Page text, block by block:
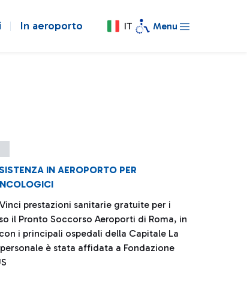
In aeroporto IT Menu
IN AEROPORTO PER
prestazioni sanitarie gratuite per i
il Pronto Soccorso Aeroporti di Roma, in
i principali ospedali della Capitale La
è stata affidata a Fondazione